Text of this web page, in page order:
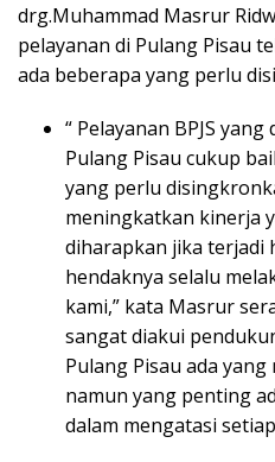
drg.Muhammad Masrur
pelayanan di Pulang Pisau
ada beberapa yang perlu
“ Pelayanan BPJS
Pulang Pisau cukup
yang perlu
meningkatkan kinerja
diharapkan jika terjadi
hendaknya selalu
kami,” kata Masrur
sangat diakui
Pulang Pisau ada
namun yang penting
dalam mengatasi